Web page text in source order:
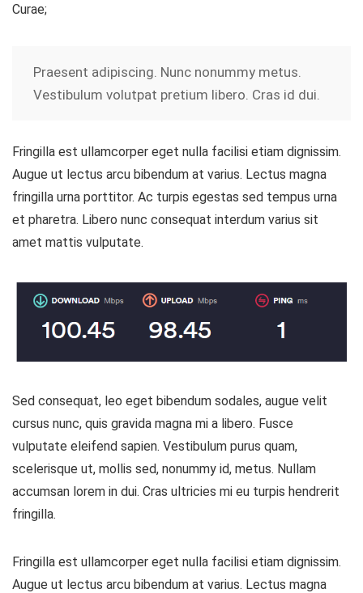
Curae;
Praesent adipiscing. Nunc nonummy metus.
Vestibulum volutpat pretium libero. Cras id dui.
Fringilla est ullamcorper eget nulla facilisi etiam dignissim.
Augue ut lectus arcu bibendum at varius. Lectus magna
fringilla urna porttitor. Ac turpis egestas sed tempus urna
et pharetra. Libero nunc consequat interdum varius sit
amet mattis vulputate.
Sed consequat, leo eget bibendum sodales, augue velit
cursus nunc, quis gravida magna mi a libero. Fusce
vulputate eleifend sapien. Vestibulum purus quam,
scelerisque ut, mollis sed, nonummy id, metus. Nullam
accumsan lorem in dui. Cras ultricies mi eu turpis hendrerit
fringilla.
Fringilla est ullamcorper eget nulla facilisi etiam dignissim.
Augue ut lectus arcu bibendum at varius. Lectus magna